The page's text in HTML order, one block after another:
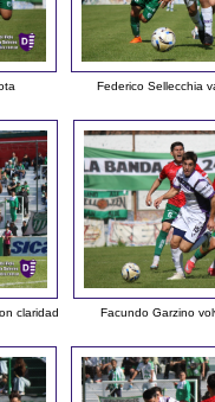
Federico Sellecchia
claridad Facundo Garzino